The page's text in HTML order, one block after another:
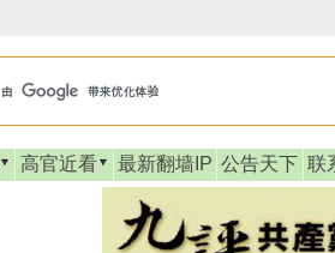
高官近看 最新翻墙IP 公告天下 联